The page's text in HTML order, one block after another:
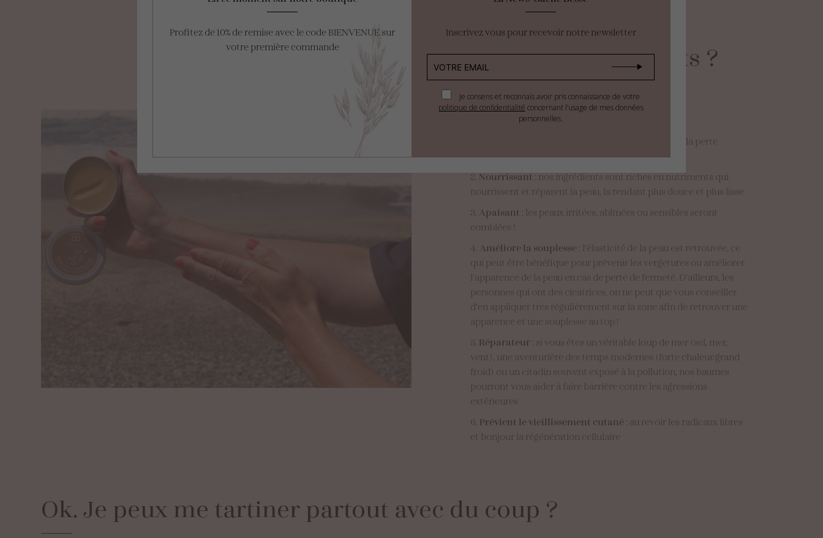
Quelssontlesbienfaits ?
Ils sont nombreux et répondront à des besoins variés :
: une barrière pour prévenir la perte
d’humidité
Nourrissant : nos ingrédients sont riches en nutriments qui
nourrissent et réparent la peau, la rendant plus douce et plus lisse
Apaisant : les peaux irritées, abîmées ou sensibles seront
comblées !
Améliore la souplesse : l’élasticité de la peau est retrouvée, ce
qui peut être bénéfique pour prévenir les vergetures ou améliorer
l’apparence de la peau en cas de perte de fermeté. D’ailleurs, les
personnes qui ont des cicatrices, on ne peut que vous conseiller
d’en appliquer très régulièrement sur la zone afin de retrouver une
apparence et une souplesse au top !
Réparateur : si vous êtes un véritable loup de mer (sel, mer,
vent), une aventurière des temps modernes (forte chaleur/grand
froid) ou un citadin souvent exposé à la pollution, nos baumes
pourront vous aider à faire barrière contre les agressions
extérieures
Prévient le vieillissement cutané : au revoir les radicaux libres
et bonjour la régénération cellulaire
Ok. Je peux me tartiner partout avec du coup ?
Profitez de 10% de remise avec le code BIENVENUE sur
votre première commande
Inscrivez vous pour recevoir notre newsletter
Je consens et reconnais avoir pris connaissance de votre
politique de confidentialité concernant l’usage de mes données
personnelles.